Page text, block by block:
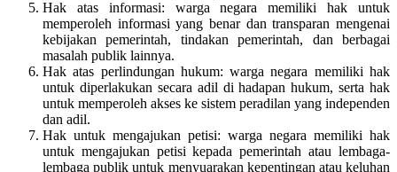
Hak atas informasi: warga negara memiliki hak untuk
memperoleh informasi yang benar dan transparan mengenai
kebijakan pemerintah, tindakan pemerintah, dan berbagai
masalah publik lainnya.
Hak atas perlindungan hukum: warga negara memiliki hak
untuk diperlakukan secara adil di hadapan hukum, serta hak
untuk memperoleh akses ke sistem peradilan yang independen
dan adil.
Hak untuk mengajukan petisi: warga negara memiliki hak
untuk mengajukan petisi kepada pemerintah atau lembaga-
lembaga publik untuk menyuarakan kepentingan atau keluhan